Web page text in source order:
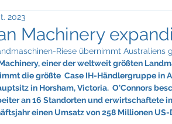
Bauer Group Bossard
Capgemini CBRE Global
Machinery
2023
Riese übernimmt Australiens
einer der weltweit größten
die größte  Case IH-Händlergruppe in
in Horsham, Victoria.  O'Connors
an 16 Standorten und erwirtschaftete
einen Umsatz von 258 Millionen US-